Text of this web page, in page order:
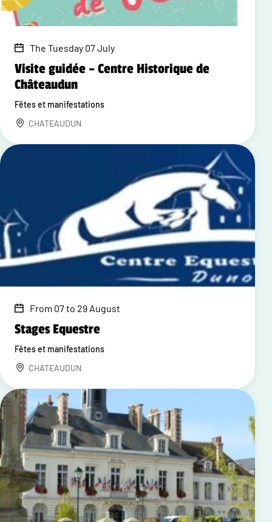
The Tuesday 07 July
Visite guidée – Centre Historique de
Châteaudun
Fêtes et manifestations
CHATEAUDUN
From 07 to 29 August
Stages Equestre
Fêtes et manifestations
CHATEAUDUN